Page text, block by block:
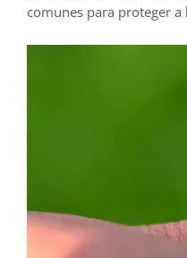
comunes para proteger a